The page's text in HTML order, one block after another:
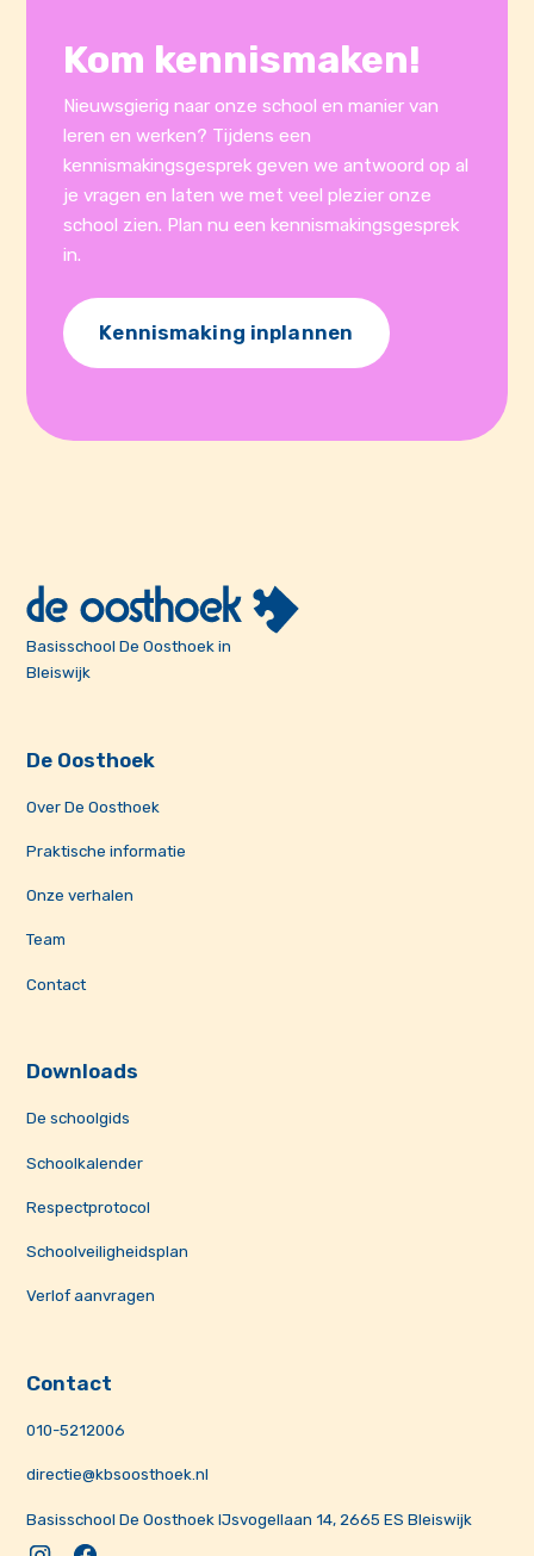
Kom kennismaken!
Nieuwsgierig naar onze school en manier van
leren en werken? Tijdens een
kennismakingsgesprek geven we antwoord op al
je vragen en laten we met veel plezier onze
school zien. Plan nu een kennismakingsgesprek
in.
Kennismaking inplannen
Basisschool De Oosthoek in
Bleiswijk
De Oosthoek
Over De Oosthoek
Praktische informatie
Onze verhalen
Team
Contact
Downloads
De schoolgids
Schoolkalender
Respectprotocol
Schoolveiligheidsplan
Verlof aanvragen
Contact
010-5212006
directie@kbsoosthoek.nl
Basisschool De Oosthoek IJsvogellaan 14, 2665 ES Bleiswijk